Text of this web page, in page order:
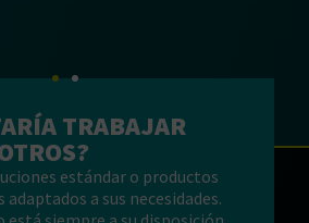
MATERIAL
PARA UN
DURADERO
TRABAJAR
estándar o productos
a sus necesidades.